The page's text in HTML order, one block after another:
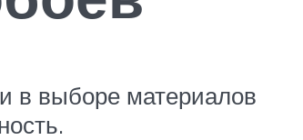
в выборе материалов